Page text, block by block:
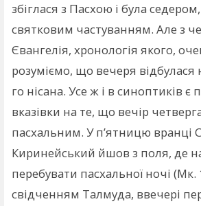
збіглася з Пасхою і була
святковим частуванням. Але з
Євангелія, хронологія якого,
розуміємо, що вечеря відбулася
го нісана. Усе ж і в синоптиків є
вказівки на те, що вечір
пасхальним. У п’ятницю вранці
Киринейський йшов з поля, де
перебувати пасхальної ночі (Мк.
свідченням Талмуда, ввечері